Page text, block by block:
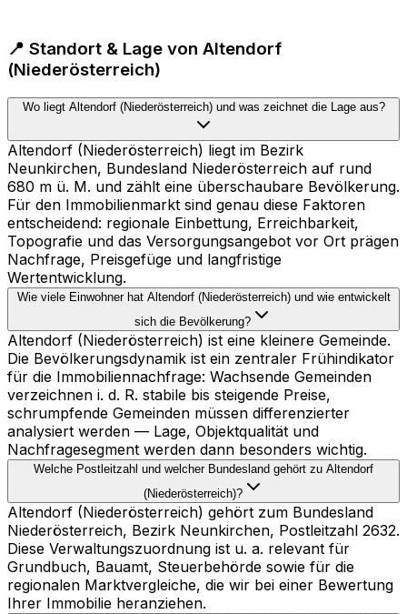
📍 Standort & Lage von Altendorf
(Niederösterreich)
Wo liegt Altendorf (Niederösterreich) und was zeichnet die Lage aus?
Altendorf (Niederösterreich) liegt im Bezirk
Neunkirchen, Bundesland Niederösterreich auf rund
680 m ü. M. und zählt eine überschaubare Bevölkerung.
Für den Immobilienmarkt sind genau diese Faktoren
entscheidend: regionale Einbettung, Erreichbarkeit,
Topografie und das Versorgungsangebot vor Ort prägen
Nachfrage, Preisgefüge und langfristige
Wertentwicklung.
Wie viele Einwohner hat Altendorf (Niederösterreich) und wie entwickelt
sich die Bevölkerung?
Altendorf (Niederösterreich) ist eine kleinere Gemeinde.
Die Bevölkerungsdynamik ist ein zentraler Frühindikator
für die Immobiliennachfrage: Wachsende Gemeinden
verzeichnen i. d. R. stabile bis steigende Preise,
schrumpfende Gemeinden müssen differenzierter
analysiert werden — Lage, Objektqualität und
Nachfragesegment werden dann besonders wichtig.
Welche Postleitzahl und welcher Bundesland gehört zu Altendorf
(Niederösterreich)?
Altendorf (Niederösterreich) gehört zum Bundesland
Niederösterreich, Bezirk Neunkirchen, Postleitzahl 2632.
Diese Verwaltungszuordnung ist u. a. relevant für
Grundbuch, Bauamt, Steuerbehörde sowie für die
regionalen Marktvergleiche, die wir bei einer Bewertung
Ihrer Immobilie heranziehen.